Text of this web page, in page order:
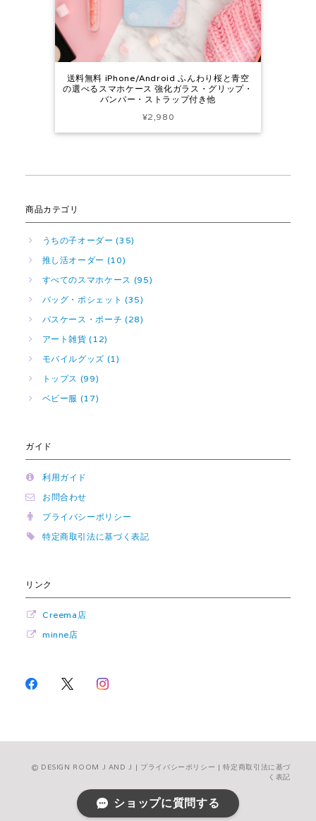
送料無料 iPhone/Android ふんわり桜と青空
の選べるスマホケース 強化ガラス・グリップ・
バンパー・ストラップ付き他
¥2,980
商品カテゴリ
うちの子オーダー (35)
推し活オーダー (10)
すべてのスマホケース (95)
バッグ・ポシェット (35)
パスケース・ポーチ (28)
アート雑貨 (12)
モバイルグッズ (1)
トップス (99)
ベビー服 (17)
ガイド
利用ガイド
お問合わせ
プライバシーポリシー
特定商取引法に基づく表記
リンク
Creema店
minne店
DESIGN ROOM J AND J | プライバシーポリシー |特定商取引法に基づ
く表記
ショップに質問する